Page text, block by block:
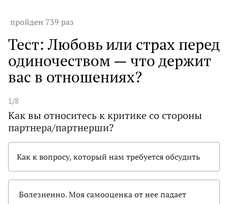
пройден 739 раз
Тест: Любовь или страх перед
одиночеством — что держит
вас в отношениях?
1/8
Как вы относитесь к критике со стороны
партнера/партнерши?
Как к вопросу, который нам требуется обсудить
Болезненно. Моя самооценка от нее падает